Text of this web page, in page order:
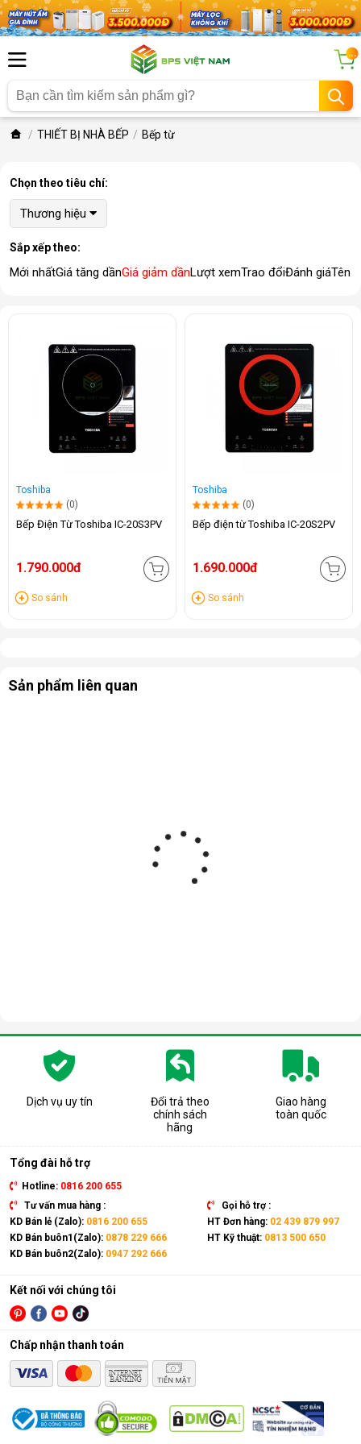
...
THIẾT BỊ NHÀ BẾP Bếp từ
Chọn theo tiêu chí:
Thương hiệu
Sắp xếp theo:
Mới nhấtGiá tăng dầnGiá giảm dầnLượt xemTrao đổiĐánh giáTên
Toshiba
(0)
Bếp Điện Từ Toshiba IC-20S3PV
1.790.000đ
So sánh
Toshiba
(0)
Bếp điện từ Toshiba IC-20S2PV
1.690.000đ
So sánh
Sản phẩm liên quan
Dịch vụ uy tín
Đổi trả theo
chính sách
hãng
Giao hàng
toàn quốc
Tổng đài hỗ trợ
Hotline: 0816 200 655
Tư vấn mua hàng :
KD Bán lẻ (Zalo): 0816 200 655
KD Bán buôn1(Zalo): 0878 229 666
KD Bán buôn2(Zalo): 0947 292 666
Gọi hỗ trợ :
HT Đơn hàng: 02 439 879 997
HT Kỹ thuật: 0813 500 650
Kết nối với chúng tôi
Chấp nhận thanh toán